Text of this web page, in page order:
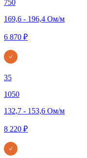
750
169,6 - 196,4 Ом/м
6 870 ₽
35
1050
132,7 - 153,6 Ом/м
8 220 ₽